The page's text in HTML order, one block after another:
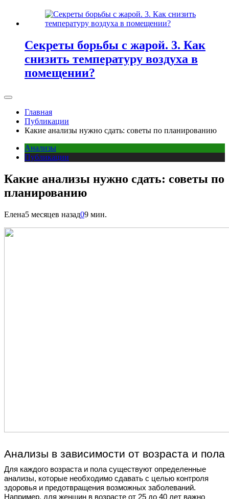
Секреты борьбы с жарой. 3. Как
снизить температуру воздуха в
помещении?
Главная
Публикации
Какие анализы нужно сдать: советы по планированию
Анализы
Публикации
Какие анализы нужно сдать: советы по
планированию
Елена5 месяцев назад09 мин.
Анализы в зависимости от возраста и пола
Для каждого возраста и пола существуют определенные
анализы, которые необходимо сдавать с целью контроля
здоровья и предотвращения возможных заболеваний.
Например, для женщин в возрасте от 25 до 40 лет важно